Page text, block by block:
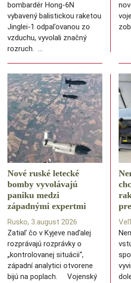
bombardér Hong-6N
vybavený balistickou raketou
Jinglei-1 odpaľovanou zo
vzduchu, vyvolali značný
rozruch. …
Nové ruské letecké
bomby vyvolávajú
paniku medzi
západnými expertmi
Rusko, 3.august 2026
Zatiaľ čo v Kyjeve naďalej
rozprávajú rozprávky o
„kontrolovanej situácii“,
západní analytici otvorene
bijú na poplach. Vojenský